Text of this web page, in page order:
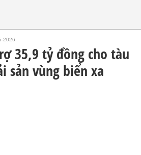
2026
35,9 tỷ đồng cho tàu
sản vùng biển xa